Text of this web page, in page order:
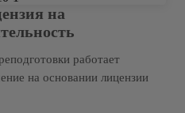
на
работает
на основании лицензии